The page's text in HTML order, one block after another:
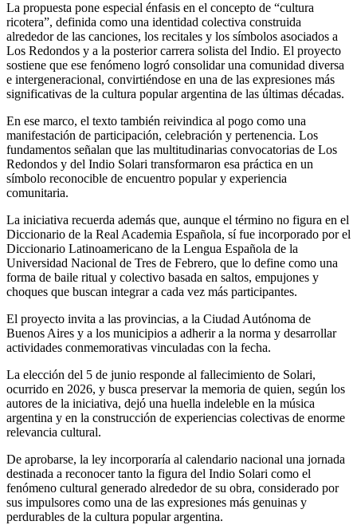
La propuesta pone especial énfasis en el concepto de “cultura
ricotera”, definida como una identidad colectiva construida
alrededor de las canciones, los recitales y los símbolos asociados a
Los Redondos y a la posterior carrera solista del Indio. El proyecto
sostiene que ese fenómeno logró consolidar una comunidad diversa
e intergeneracional, convirtiéndose en una de las expresiones más
significativas de la cultura popular argentina de las últimas décadas.
En ese marco, el texto también reivindica al pogo como una
manifestación de participación, celebración y pertenencia. Los
fundamentos señalan que las multitudinarias convocatorias de Los
Redondos y del Indio Solari transformaron esa práctica en un
símbolo reconocible de encuentro popular y experiencia
comunitaria.
La iniciativa recuerda además que, aunque el término no figura en el
Diccionario de la Real Academia Española, sí fue incorporado por el
Diccionario Latinoamericano de la Lengua Española de la
Universidad Nacional de Tres de Febrero, que lo define como una
forma de baile ritual y colectivo basada en saltos, empujones y
choques que buscan integrar a cada vez más participantes.
El proyecto invita a las provincias, a la Ciudad Autónoma de
Buenos Aires y a los municipios a adherir a la norma y desarrollar
actividades conmemorativas vinculadas con la fecha.
La elección del 5 de junio responde al fallecimiento de Solari,
ocurrido en 2026, y busca preservar la memoria de quien, según los
autores de la iniciativa, dejó una huella indeleble en la música
argentina y en la construcción de experiencias colectivas de enorme
relevancia cultural.
De aprobarse, la ley incorporaría al calendario nacional una jornada
destinada a reconocer tanto la figura del Indio Solari como el
fenómeno cultural generado alrededor de su obra, considerado por
sus impulsores como una de las expresiones más genuinas y
perdurables de la cultura popular argentina.